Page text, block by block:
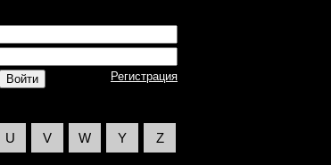
Регистрация
U V W Y Z